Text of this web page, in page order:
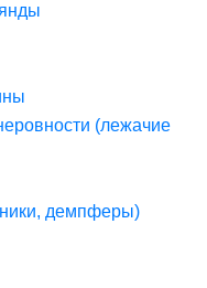
(лежачие
демпферы)